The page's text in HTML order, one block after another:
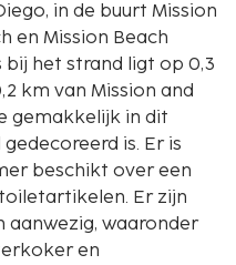
in de buurt Mission
en Mission Beach
km van Mission and
gemakkelijk in dit
is. Er is
beschikt over een
Er zijn
aanwezig, waaronder
en